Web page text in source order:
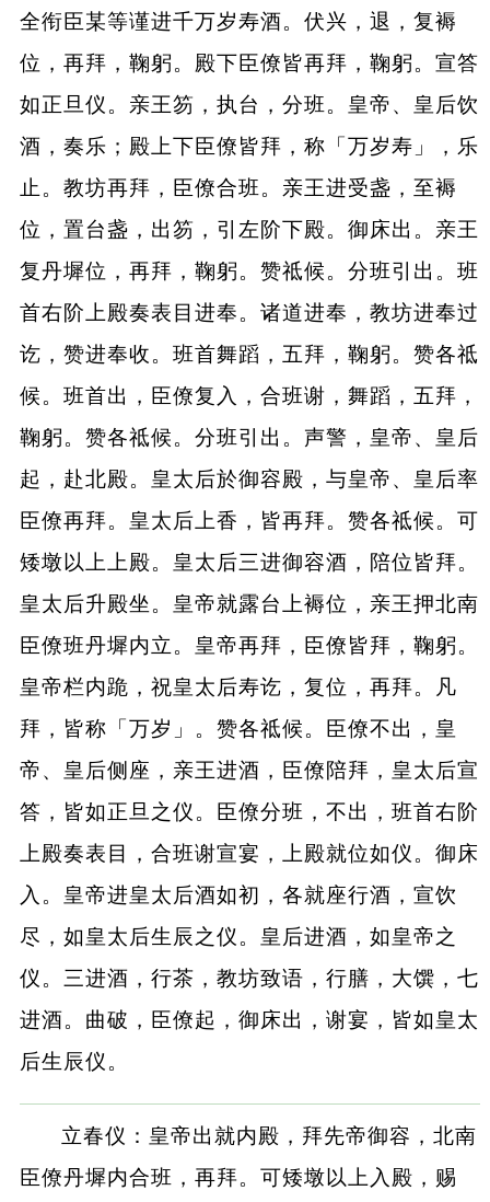
全衔臣某等谨进千万岁寿酒。伏兴，退，复褥
位，再拜，鞠躬。殿下臣僚皆再拜，鞠躬。宣答
如正旦仪。亲王笏，执台，分班。皇帝、皇后饮
酒，奏乐；殿上下臣僚皆拜，称「万岁寿」，乐
止。教坊再拜，臣僚合班。亲王进受盏，至褥
位，置台盏，出笏，引左阶下殿。御床出。亲王
复丹墀位，再拜，鞠躬。赞祗候。分班引出。班
首右阶上殿奏表目进奉。诸道进奉，教坊进奉过
讫，赞进奉收。班首舞蹈，五拜，鞠躬。赞各祗
候。班首出，臣僚复入，合班谢，舞蹈，五拜，
鞠躬。赞各祗候。分班引出。声警，皇帝、皇后
起，赴北殿。皇太后於御容殿，与皇帝、皇后率
臣僚再拜。皇太后上香，皆再拜。赞各祗候。可
矮墩以上上殿。皇太后三进御容酒，陪位皆拜。
皇太后升殿坐。皇帝就露台上褥位，亲王押北南
臣僚班丹墀内立。皇帝再拜，臣僚皆拜，鞠躬。
皇帝栏内跪，祝皇太后寿讫，复位，再拜。凡
拜，皆称「万岁」。赞各祗候。臣僚不出，皇
帝、皇后侧座，亲王进酒，臣僚陪拜，皇太后宣
答，皆如正旦之仪。臣僚分班，不出，班首右阶
上殿奏表目，合班谢宣宴，上殿就位如仪。御床
入。皇帝进皇太后酒如初，各就座行酒，宣饮
尽，如皇太后生辰之仪。皇后进酒，如皇帝之
仪。三进酒，行茶，教坊致语，行膳，大馔，七
进酒。曲破，臣僚起，御床出，谢宴，皆如皇太
后生辰仪。
立春仪：皇帝出就内殿，拜先帝御容，北南
臣僚丹墀内合班，再拜。可矮墩以上入殿，赐